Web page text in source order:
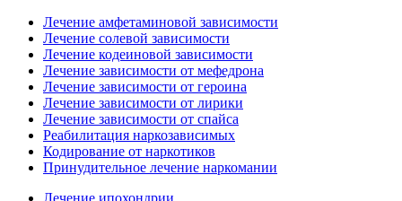
Лечение амфетаминовой зависимости
Лечение солевой зависимости
Лечение кодеиновой зависимости
Лечение зависимости от мефедрона
Лечение зависимости от героина
Лечение зависимости от лирики
Лечение зависимости от спайса
Реабилитация наркозависимых
Кодирование от наркотиков
Принудительное лечение наркомании
Лечение ипохондрии